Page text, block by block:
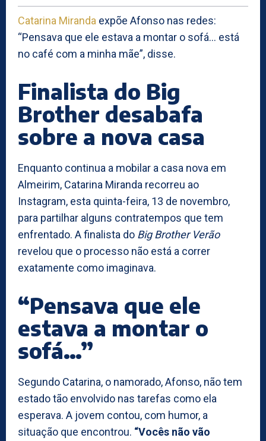
Catarina Miranda expõe Afonso nas redes:
“Pensava que ele estava a montar o sofá… está
no café com a minha mãe”, disse.
Finalista do Big
Brother desabafa
sobre a nova casa
Enquanto continua a mobilar a casa nova em
Almeirim, Catarina Miranda recorreu ao
Instagram, esta quinta-feira, 13 de novembro,
para partilhar alguns contratempos que tem
enfrentado. A finalista do Big Brother Verão
revelou que o processo não está a correr
exatamente como imaginava.
“Pensava que ele
estava a montar o
sofá…”
Segundo Catarina, o namorado, Afonso, não tem
estado tão envolvido nas tarefas como ela
esperava. A jovem contou, com humor, a
situação que encontrou. “Vocês não vão